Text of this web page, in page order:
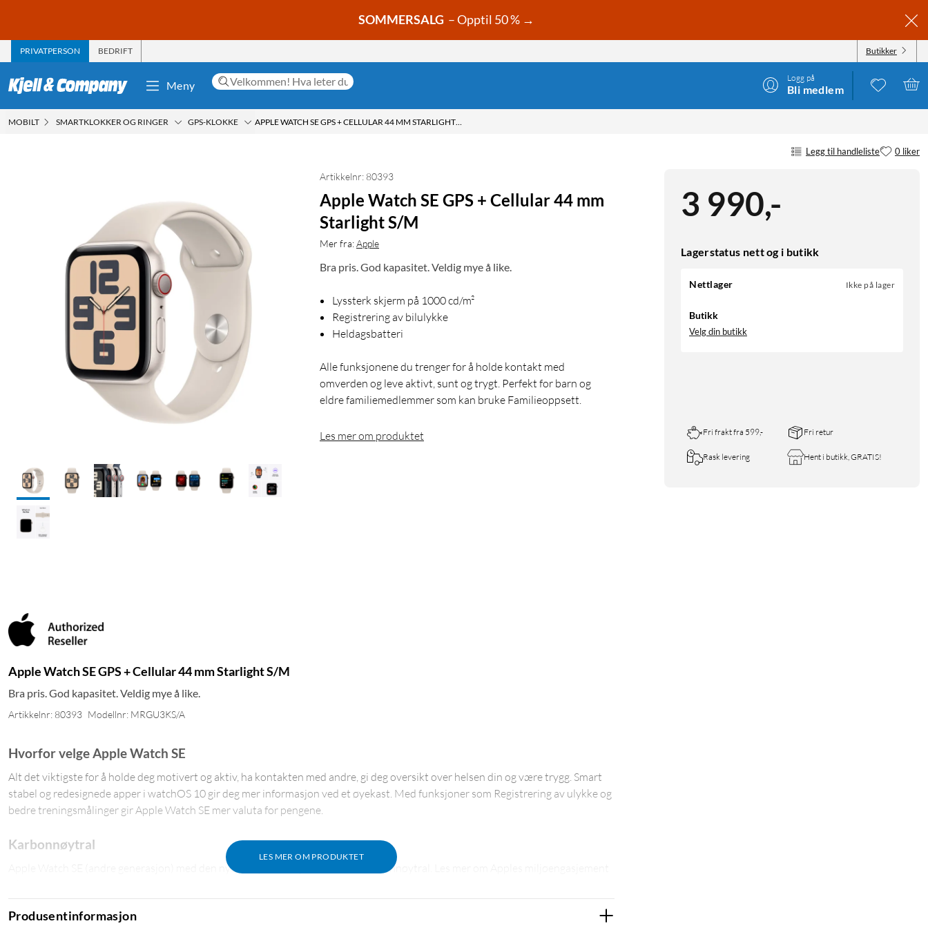
SOMMERSALG – Opptil 50 % →
PRIVATPERSON BEDRIFT Butikker
Meny
Logg på
Bli medlem
MOBILT SMARTKLOKKER OG RINGER GPS-KLOKKE APPLE WATCH SE GPS + CELLULAR 44 MM STARLIGHT S/M
Legg til handleliste 0 liker
3 990,-
Lagerstatus nett og i butikk
Nettlager Ikke på lager
Butikk
Velg din butikk
Fri frakt fra 599,- Fri retur
Rask levering Hent i butikk, GRATIS!
Artikkelnr: 80393
Apple Watch SE GPS + Cellular 44 mm
Starlight S/M
Mer fra:Apple
Bra pris. God kapasitet. Veldig mye å like.
Lyssterk skjerm på 1000 cd/m²
Registrering av bilulykke
Heldagsbatteri
Alle funksjonene du trenger for å holde kontakt med
omverden og leve aktivt, sunt og trygt. Perfekt for barn og
eldre familiemedlemmer som kan bruke Familieoppsett.
Les mer om produktet
Apple Watch SE GPS + Cellular 44 mm Starlight S/M
Bra pris. God kapasitet. Veldig mye å like.
Artikkelnr: 80393 Modellnr: MRGU3KS/A
LES MER OM PRODUKTET
Hvorfor velge Apple Watch SE
Alt det viktigste for å holde deg motivert og aktiv, ha kontakten med andre, gi deg oversikt over helsen din og være trygg. Smart
stabel og redesignede apper i watchOS 10 gir deg mer informasjon ved et øyekast. Med funksjoner som Registrering av ulykke og
bedre treningsmålinger gir Apple Watch SE mer valuta for pengene.
Karbonnøytral
Apple Watch SE (andre generasjon) med den nyeste Sport Loop-remmen er karbonnøytral. Les mer om Apples miljøengasjement
Mobilnettverk
Produsentinformasjon